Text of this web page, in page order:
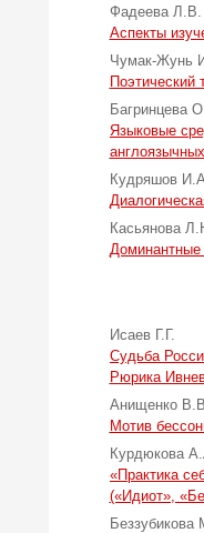
Фадеева
Аспекты
Чумак-Жунь
Поэтический
Багринцева
Языковые
Кудряшов
Касьянова
Доминантные
Исаев Г.Г.
Cудьба
Рюрика
Анищенко
Мотив
Курдюкова
«Практика
(«Идиот»,